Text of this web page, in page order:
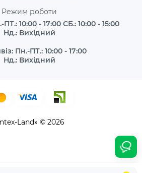
Режим роботи
10:00 - 17:00 СБ.: 10:00 - 15:00
Нд.: Вихідний
Пн.-ПТ.: 10:00 - 17:00
Нд.: Вихідний
Land» © 2026